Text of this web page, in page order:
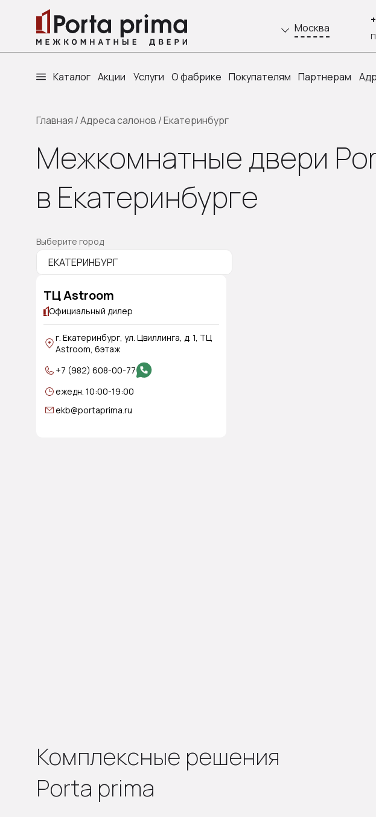
Москва
Каталог Акции Услуги О фабрике Покупателям Партнерам
Главная /Адреса салонов /Екатеринбург
Межкомнатные двери
в Екатеринбурге
Выберите город
ТЦ Astroom
Официальный дилер
г. Екатеринбург, ул. Цвиллинга, д. 1, ТЦ
Astroom, 6этаж
+7 (982) 608-00-77
ежедн. 10:00-19:00
ekb@portaprima.ru
Комплексные решения
Porta prima